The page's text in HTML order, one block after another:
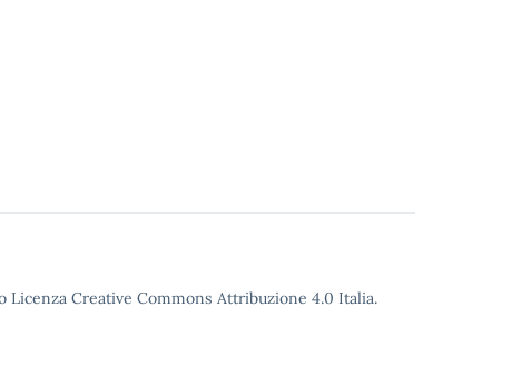
Creative Commons Attribuzione 4.0 Italia.